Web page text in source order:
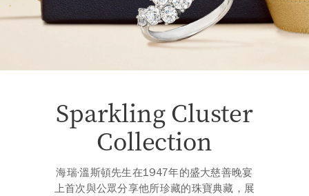
Sparkling Cluster
Collection
海瑞·溫斯頓先生在1947年的盛大慈善晚宴
上首次與公眾分享他所珍藏的珠寶典藏，展